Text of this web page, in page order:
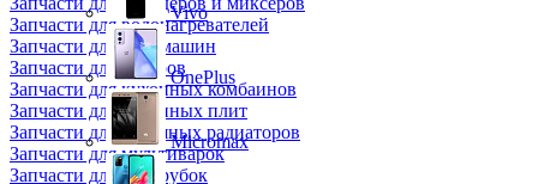
Запчасти для водонагревателей
Запчасти для кофемашин
Запчасти для кулеров
Запчасти для кухонных комбаинов
Запчасти для кухонных плит
Запчасти для масляных радиаторов
Запчасти для мультиварок
Запчасти для мясорубок
Vivo
OnePlus
Micromax